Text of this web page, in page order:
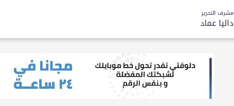
مشرف التحرير
داليا عماد